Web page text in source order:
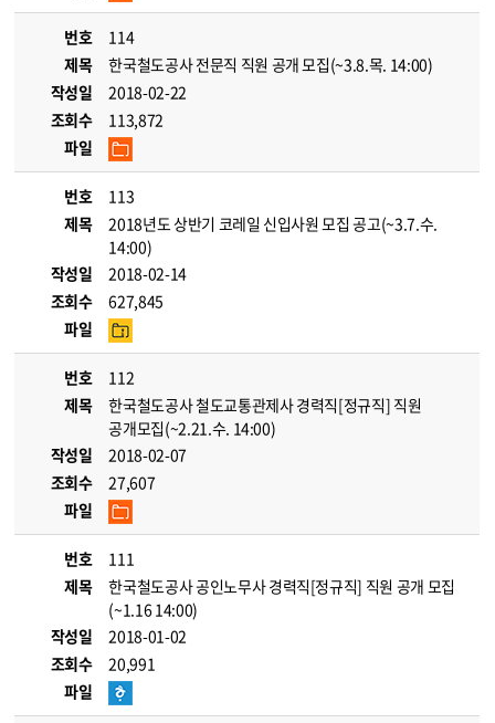
번호
114
제목
한국철도공사 전문직 직원 공개 모집(~3.8.목. 14:00)
작성일
2018-02-22
조회수
113,872
파일
번호
113
제목
2018년도 상반기 코레일 신입사원 모집 공고(~3.7.수.
14:00)
작성일
2018-02-14
조회수
627,845
파일
번호
112
제목
한국철도공사 철도교통관제사 경력직[정규직] 직원
공개모집(~2.21.수. 14:00)
작성일
2018-02-07
조회수
27,607
파일
번호
111
제목
한국철도공사 공인노무사 경력직[정규직] 직원 공개 모집
(~1.16 14:00)
작성일
2018-01-02
조회수
20,991
파일